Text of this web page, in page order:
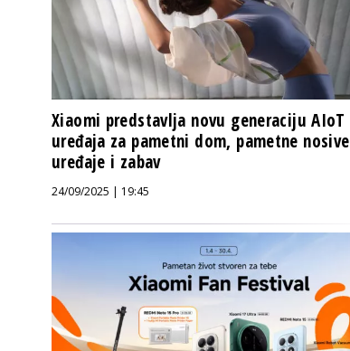
Xiaomi predstavlja novu generaciju AIoT
uređaja za pametni dom, pametne nosive
uređaje i zabav
24/09/2025 | 19:45